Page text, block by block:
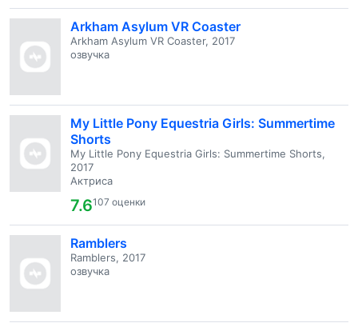
Arkham Asylum VR Coaster
Arkham Asylum VR Coaster, 2017
озвучка
My Little Pony Equestria Girls: Summertime
Shorts
My Little Pony Equestria Girls: Summertime Shorts,
2017
Актриса
7.6107 оценки
Ramblers
Ramblers, 2017
озвучка